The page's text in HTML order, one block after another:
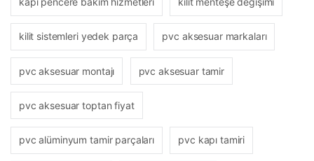
kilit sistemleri yedek parça pvc aksesuar markaları
pvc aksesuar montajı pvc aksesuar tamir
pvc aksesuar toptan fiyat
pvc alüminyum tamir parçaları pvc kapı tamiri